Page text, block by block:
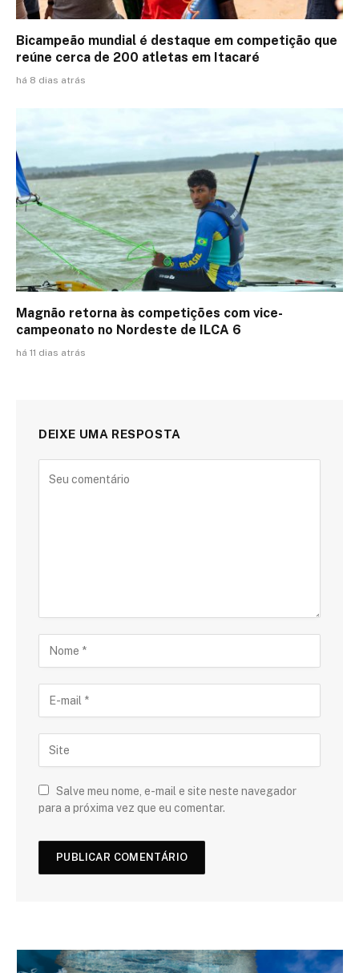
Bicampeão mundial é destaque em competição que
reúne cerca de 200 atletas em Itacaré
há 8 dias atrás
Magnão retorna às competições com vice-
campeonato no Nordeste de ILCA 6
há 11 dias atrás
DEIXE UMA RESPOSTA
Salve meu nome, e-mail e site neste navegador
para a próxima vez que eu comentar.